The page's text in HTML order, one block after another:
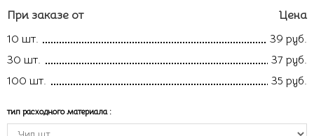
При заказе от
Цена
10 шт.
39 руб.
30 шт.
37 руб.
100 шт.
35 руб.
тип расходного материала :